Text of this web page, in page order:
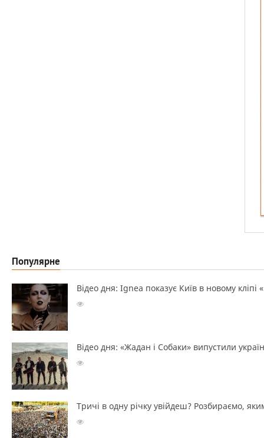
Популярне
Відео дня: Ignea показує Київ в новому кліпі
Відео дня: «Жадан і Собаки» випустили
Тричі в одну річку увійдеш? Розбираємо,